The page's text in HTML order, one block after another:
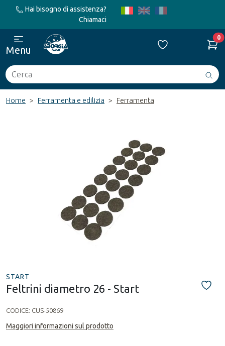
Hai bisogno di assistenza?
Chiamaci
Cerca
0
Menu
Home Ferramenta e edilizia Ferramenta
START
Feltrini diametro 26 - Start
CODICE: CUS-50869
Maggiori informazioni sul prodotto